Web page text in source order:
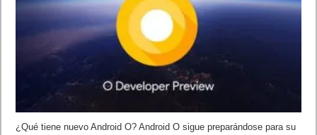
¿Qué tiene nuevo Android O? Android O sigue preparándose para su